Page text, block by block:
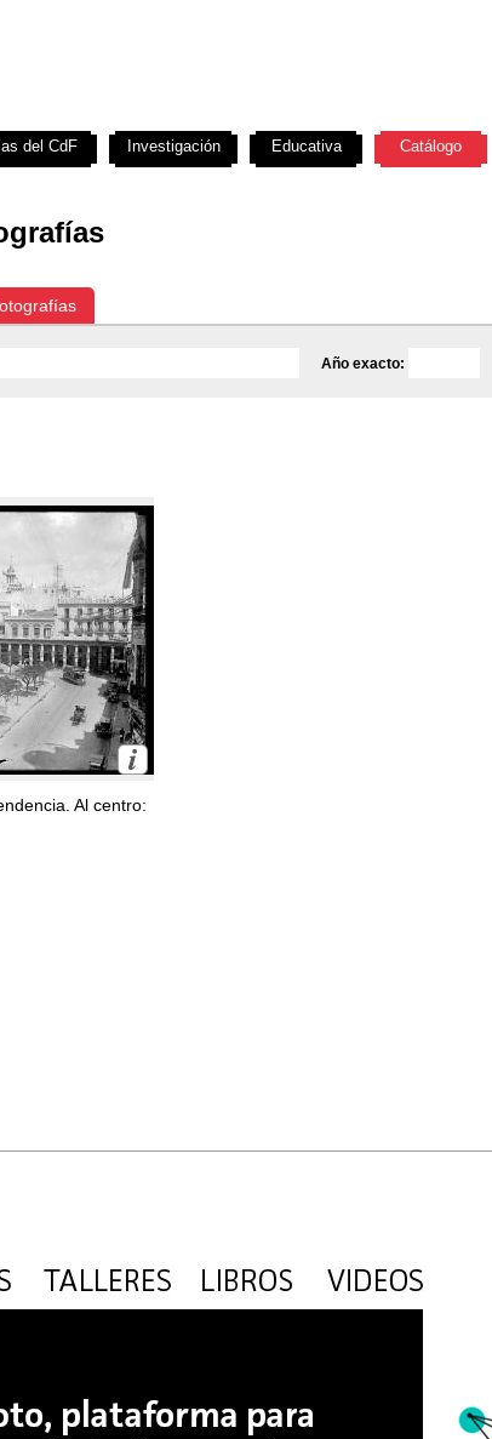
Año exacto:
Al centro:
del CdF Investigación Educativa Catálogo